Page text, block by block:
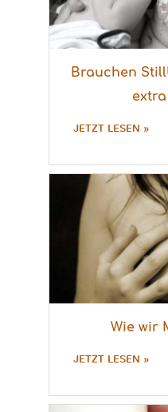
Brauchen
extra
JETZT LESEN »
Wie wir
JETZT LESEN »